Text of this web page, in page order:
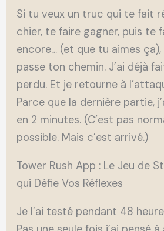
Si tu veux un truc qui te fait
chier, te faire gagner, puis te
encore… (et que tu aimes ça),
passe ton chemin. J’ai déjà
perdu. Et je retourne à
Parce que la dernière partie,
en 2 minutes. (C’est pas
possible. Mais c’est arrivé.)
Tower Rush App : Le Jeu de
qui Défie Vos Réflexes
Je l’ai testé pendant 48